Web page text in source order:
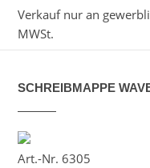
Verkauf nur an
MWSt.
SCHREIBMAPPE
Art.-Nr. 6305